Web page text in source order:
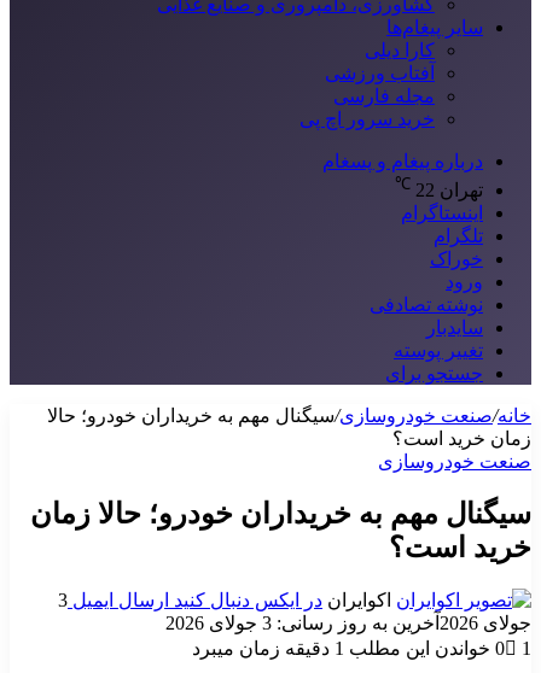
کشاورزی، دامپروری و صنایع غذایی
سایر پیغام‌ها
کارا دیلی
آفتاب ورزشی
مجله فارسی
خرید سرور اچ پی
درباره پیغام و پسغام
تهران 22
℃
اینستاگرام
تلگرام
خوراک
ورود
نوشته تصادفی
سایدبار
تغییر پوسته
جستجو برای
/صنعت خودروسازی/سیگنال مهم به خریداران خودرو؛ حالا
خرید است؟
خودروسازی
مهم به خریداران خودرو؛ حالا زمان
است؟
اکوایران در ایکس دنبال کنید ارسال ایمیل 3
2026
آخرین به روز رسانی: 3 جولای 2026
خواندن این مطلب 1 دقیقه زمان میبرد